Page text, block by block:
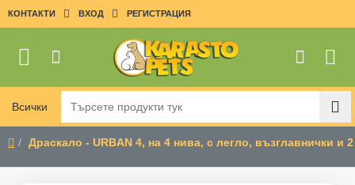
КОНТАКТИ ВХОД РЕГИСТРАЦИЯ
Всички
Търсете
продукти
тук
Драскало - URBAN 4, на 4 нива, с легло, възглавнички и